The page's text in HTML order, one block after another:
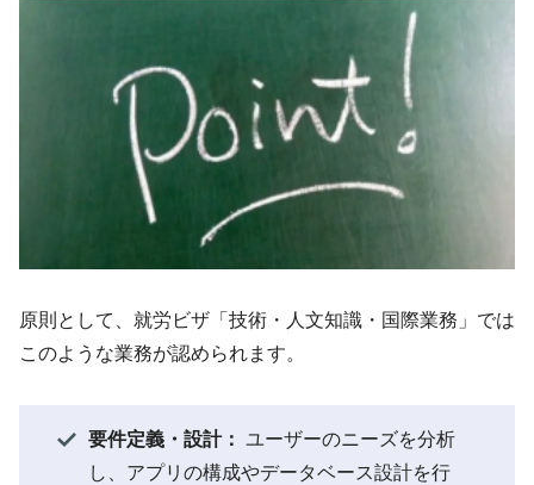
原則として、就労ビザ「技術・人文知識・国際業務」では
このような業務が認められます。
要件定義・設計： ユーザーのニーズを分析
し、アプリの構成やデータベース設計を行